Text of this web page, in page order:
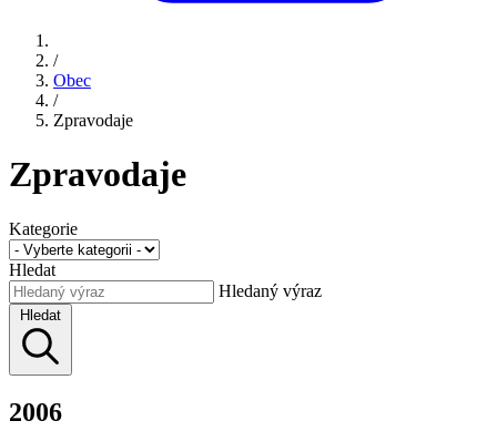
/
Obec
/
Zpravodaje
Zpravodaje
Kategorie
Hledat
Hledaný výraz
Hledat
2006